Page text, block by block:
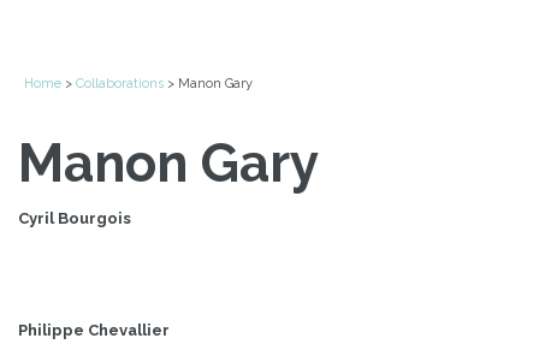
Home > Collaborations > Manon Gary
Manon Gary
Cyril Bourgois
Philippe Chevallier